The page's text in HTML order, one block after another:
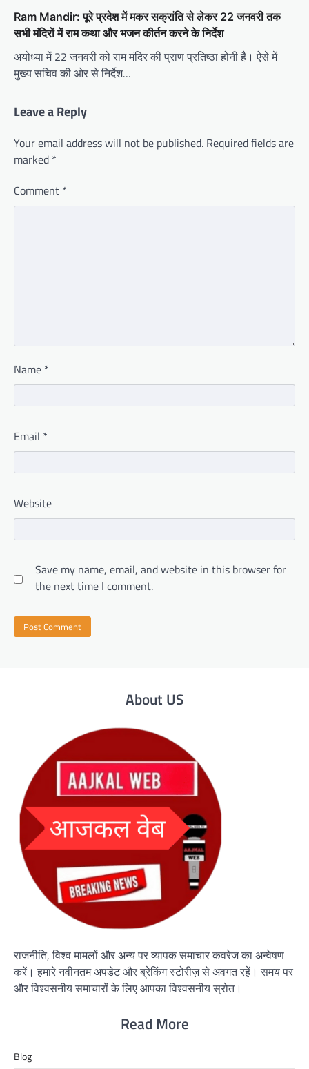
Ram Mandir: पूरे प्रदेश में मकर सक्रांति से लेकर 22 जनवरी तक
सभी मंदिरों में राम कथा और भजन कीर्तन करने के निर्देश
अयोध्या में 22 जनवरी को राम मंदिर की प्राण प्रतिष्ठा होनी है। ऐसे में
मुख्य सचिव की ओर से निर्देश…
Leave a Reply
Your email address will not be published. Required fields are
marked *
Comment *
Name *
Email *
Website
Save my name, email, and website in this browser for
the next time I comment.
About US
राजनीति, विश्व मामलों और अन्य पर व्यापक समाचार कवरेज का अन्वेषण
करें। हमारे नवीनतम अपडेट और ब्रेकिंग स्टोरीज़ से अवगत रहें। समय पर
और विश्वसनीय समाचारों के लिए आपका विश्वसनीय स्रोत।
Read More
Blog